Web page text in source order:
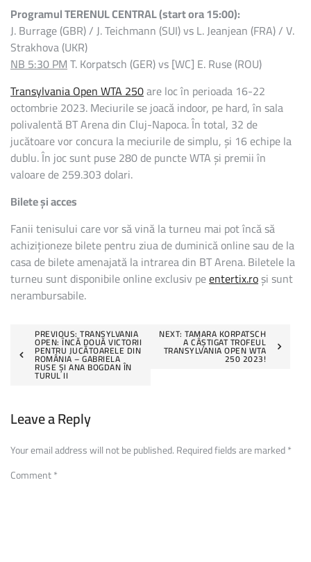
Programul TERENUL CENTRAL (start ora 15:00):
J. Burrage (GBR) / J. Teichmann (SUI) vs L. Jeanjean (FRA) / V.
Strakhova (UKR)
NB 5:30 PMT. Korpatsch (GER) vs [WC] E. Ruse (ROU)
Transylvania Open WTA 250are loc în perioada 16-22
octombrie 2023. Meciurile se joacă indoor, pe hard, în sala
polivalentă BT Arena din Cluj-Napoca. În total, 32 de
jucătoare vor concura la meciurile de simplu, și 16 echipe la
dublu. În joc sunt puse 280 de puncte WTA și premii în
valoare de 259.303 dolari.
Bilete și acces
Fanii tenisului care vor să vină la turneu mai pot încă să
achiziționeze bilete pentru ziua de duminică online sau de la
casa de bilete amenajată la intrarea din BT Arena. Biletele la
turneu sunt disponibile online exclusiv peentertix.roși sunt
nerambursabile.
Post
navigation
PREVIOUS:TRANSYLVANIA
OPEN: ÎNCĂ DOUĂ VICTORII
PENTRU JUCĂTOARELE DIN
ROMÂNIA – GABRIELA
RUSE ȘI ANA BOGDAN ÎN
TURUL II
NEXT: TAMARA KORPATSCH
A CÂȘTIGAT TROFEUL
TRANSYLVANIA OPEN WTA
250 2023!
Leave a Reply
Your email address will not be published.Required fields are marked*
Comment*